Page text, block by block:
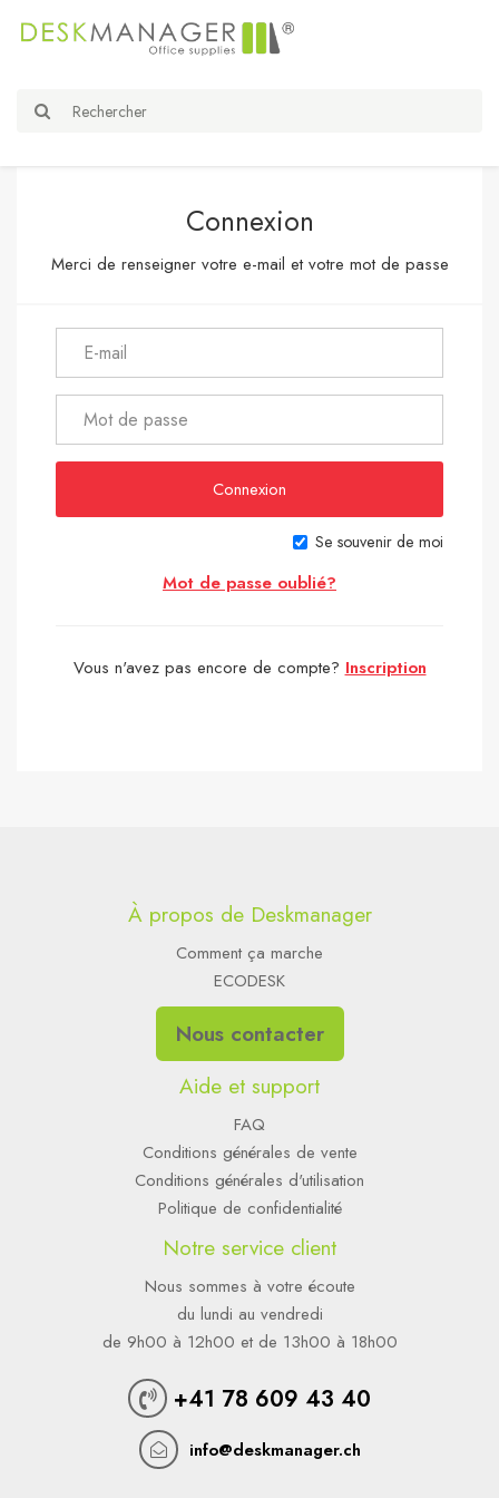
Connexion
Merci de renseigner votre e-mail et votre mot de passe
Connexion
Se souvenir de moi
Mot de passe oublié?
Vous n'avez pas encore de compte? Inscription
À propos de Deskmanager
Comment ça marche
ECODESK
Nous contacter
Aide et support
FAQ
Conditions générales de vente
Conditions générales d'utilisation
Politique de confidentialité
Notre service client
Nous sommes à votre écoute
du lundi au vendredi
de 9h00 à 12h00 et de 13h00 à 18h00
+41 78 609 43 40
info@deskmanager.ch